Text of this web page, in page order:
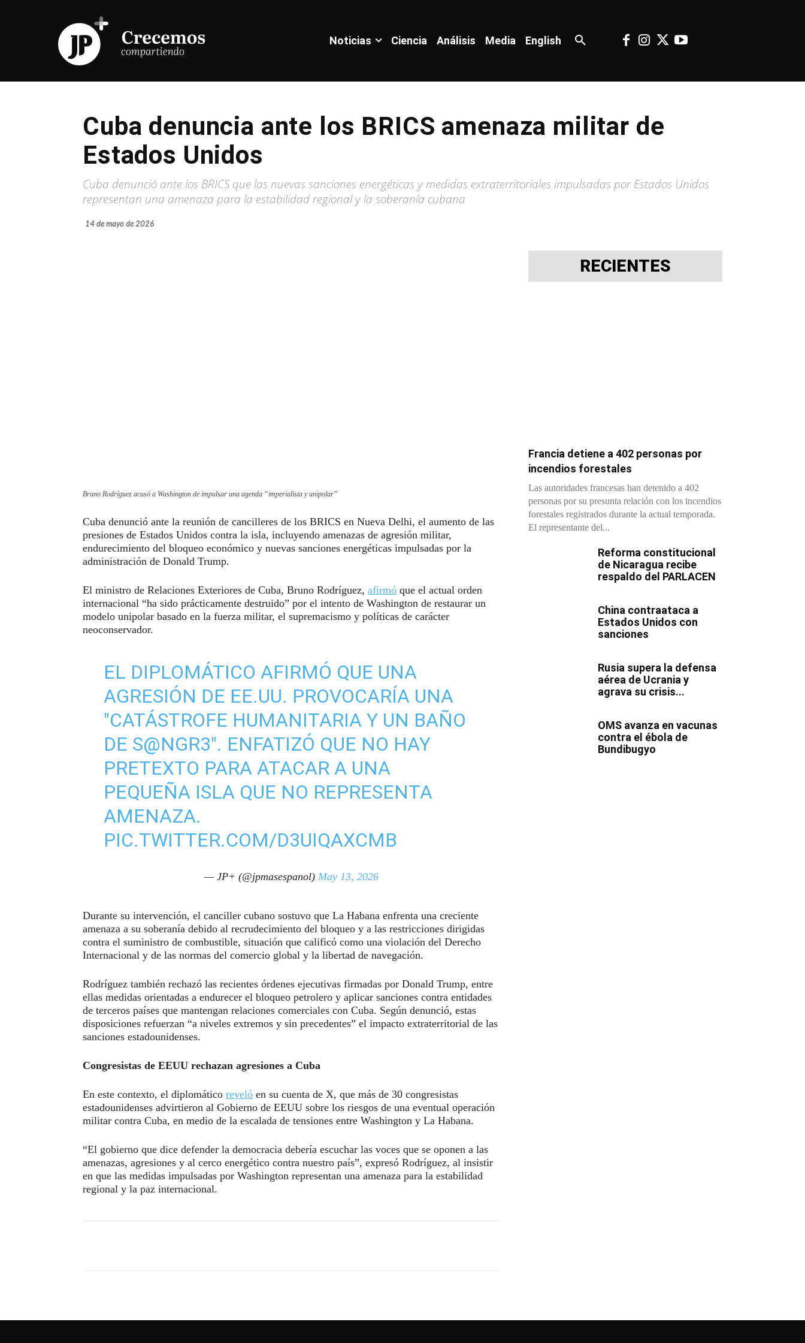
Noticias Ciencia Análisis Media English
Cuba denuncia ante los BRICS amenaza militar de
Estados Unidos
Cuba denunció ante los BRICS que las nuevas sanciones energéticas y medidas extraterritoriales impulsadas por Estados Unidos
representan una amenaza para la estabilidad regional y la soberanía cubana
14 de mayo de 2026
Bruno Rodríguez acusó a Washington de impulsar una agenda “imperialista y unipolar”
Cuba denunció ante la reunión de cancilleres de los BRICS en Nueva Delhi, el aumento de las
presiones de Estados Unidos contra la isla, incluyendo amenazas de agresión militar,
endurecimiento del bloqueo económico y nuevas sanciones energéticas impulsadas por la
administración de Donald Trump.
El ministro de Relaciones Exteriores de Cuba, Bruno Rodríguez, afirmó que el actual orden
internacional “ha sido prácticamente destruido” por el intento de Washington de restaurar un
modelo unipolar basado en la fuerza militar, el supremacismo y políticas de carácter
neoconservador.
EL DIPLOMÁTICO AFIRMÓ QUE UNA
AGRESIÓN DE EE.UU. PROVOCARÍA UNA
"CATÁSTROFE HUMANITARIA Y UN BAÑO
DE S@NGR3". ENFATIZÓ QUE NO HAY
PRETEXTO PARA ATACAR A UNA
PEQUEÑA ISLA QUE NO REPRESENTA
AMENAZA.
PIC.TWITTER.COM/D3UIQAXCMB
— JP+ (@jpmasespanol) May 13, 2026
Durante su intervención, el canciller cubano sostuvo que La Habana enfrenta una creciente
amenaza a su soberanía debido al recrudecimiento del bloqueo y a las restricciones dirigidas
contra el suministro de combustible, situación que calificó como una violación del Derecho
Internacional y de las normas del comercio global y la libertad de navegación.
Rodríguez también rechazó las recientes órdenes ejecutivas firmadas por Donald Trump, entre
ellas medidas orientadas a endurecer el bloqueo petrolero y aplicar sanciones contra entidades
de terceros países que mantengan relaciones comerciales con Cuba. Según denunció, estas
disposiciones refuerzan “a niveles extremos y sin precedentes” el impacto extraterritorial de las
sanciones estadounidenses.
Congresistas de EEUU rechazan agresiones a Cuba
En este contexto, el diplomático reveló en su cuenta de X, que más de 30 congresistas
estadounidenses advirtieron al Gobierno de EEUU sobre los riesgos de una eventual operación
militar contra Cuba, en medio de la escalada de tensiones entre Washington y La Habana.
“El gobierno que dice defender la democracia debería escuchar las voces que se oponen a las
amenazas, agresiones y al cerco energético contra nuestro país”, expresó Rodríguez, al insistir
en que las medidas impulsadas por Washington representan una amenaza para la estabilidad
regional y la paz internacional.
RECIENTES
Francia detiene a 402 personas por
incendios forestales
Las autoridades francesas han detenido a 402
personas por su presunta relación con los incendios
forestales registrados durante la actual temporada.
El representante del...
Reforma constitucional
de Nicaragua recibe
respaldo del PARLACEN
China contraataca a
Estados Unidos con
sanciones
Rusia supera la defensa
aérea de Ucrania y
agrava su crisis...
OMS avanza en vacunas
contra el ébola de
Bundibugyo